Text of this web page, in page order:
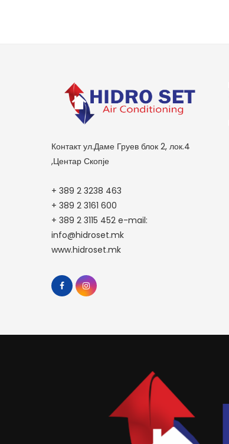
Контакт ул.Даме Груев блок 2, лок.4
,Центар Скопје
+ 389 2 3238 463
+ 389 2 3161 600
+ 389 2 3115 452 e-mail:
info@hidroset.mk
www.hidroset.mk